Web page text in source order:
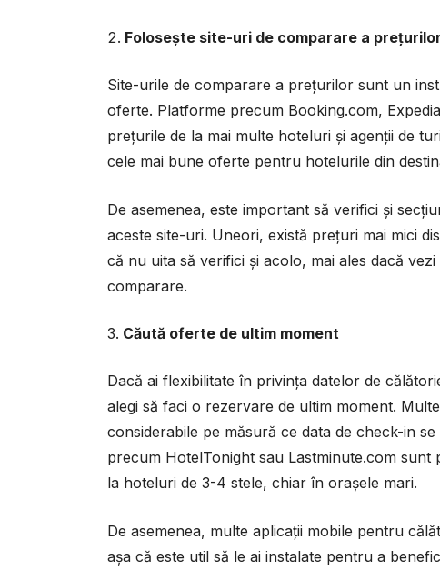
Folosește site-uri de comparare a prețurilor
Site-urile de comparare a prețurilor sunt un
oferte. Platforme precum Booking.com,
prețurile de la mai multe hoteluri și agenții de
cele mai bune oferte pentru hotelurile din
De asemenea, este important să verifici și
aceste site-uri. Uneori, există prețuri mai mici
că nu uita să verifici și acolo, mai ales dacă
comparare.
Căută oferte de ultim moment
Dacă ai flexibilitate în privința datelor de
alegi să faci o rezervare de ultim moment.
considerabile pe măsură ce data de check-in
precum HotelTonight sau Lastminute.com
la hoteluri de 3-4 stele, chiar în orașele mari.
De asemenea, multe aplicații mobile pentru
așa că este util să le ai instalate pentru a